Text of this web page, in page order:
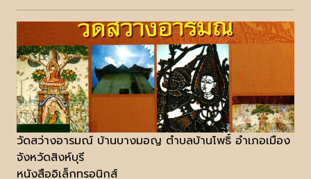
วัดสว่างอารมณ์ บ้านบางมอญ ตำบลบ้านโพธิ์ อำเภอเมือง
จังหวัดสิงห์บุรี
หนังสืออิเล็กทรอนิกส์